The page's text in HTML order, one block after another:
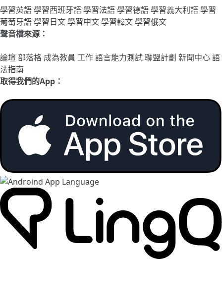
學習英語學習西班牙語學習法語學習德語學習義大利語學習
葡萄牙語學習日文學習中文學習韓文學習俄文
聲音檔來源：
論壇部落格 成為教員 工作語言能力測試聯盟計劃 新聞中心語
法指南
取得我們的App：